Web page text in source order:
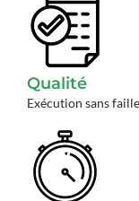
Qualité
Exécution sans faille